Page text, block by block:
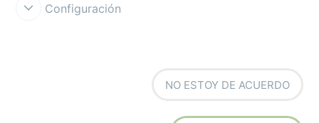
Condiciones de uso
Protección de datos
Configuración
NO ESTOY DE ACUERDO